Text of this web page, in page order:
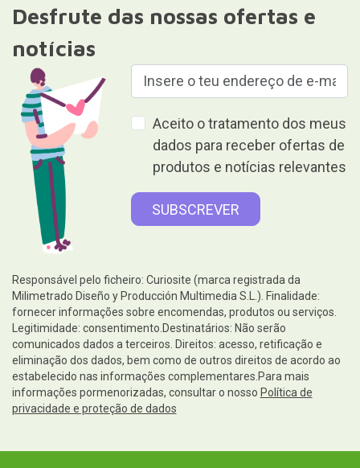
Desfrute das nossas ofertas e
notícias
Aceito o tratamento dos meus
dados para receber ofertas de
produtos e notícias relevantes
Responsável pelo ficheiro: Curiosite (marca registrada da
Milimetrado Diseño y Producción Multimedia S.L.). Finalidade:
fornecer informações sobre encomendas, produtos ou serviços.
Legitimidade: consentimento.Destinatários: Não serão
comunicados dados a terceiros. Direitos: acesso, retificação e
eliminação dos dados, bem como de outros direitos de acordo ao
estabelecido nas informações complementares.Para mais
informações pormenorizadas, consultar o nosso Política de
privacidade e proteção de dados